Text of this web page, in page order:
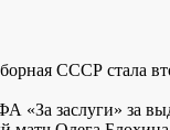
СССР стала
заслуги» за